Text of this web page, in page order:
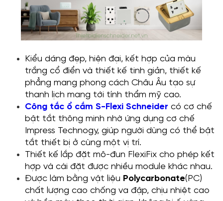
Kiểu dáng đẹp, hiện đại, kết hợp của màu
trắng cổ điển và thiết kế tinh giản, thiết kế
phẳng mang phong cách Châu Âu tạo sự
thanh lịch mang tới tính thẩm mỹ cao.
Công tắc ổ cắm S-Flexi Schneider có cơ chế
bật tắt thông minh nhờ ứng dụng cơ chế
Impress Technogy, giúp người dùng có thể bật
tắt thiết bị ở cùng một vị trí.
Thiết kế lắp đặt mô-đun FlexiFix cho phép kết
hợp và cài đặt được nhiều module khác nhau.
Được làm bằng vật liệu Polycarbonate(PC)
chất lượng cao chống va đập, chịu nhiệt cao